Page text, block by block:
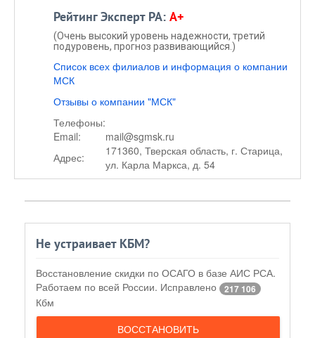
Рейтинг Эксперт РА: A+
(Очень высокий уровень надежности, третий
подуровень, прогноз развивающийся.)
Список всех филиалов и информация о компании
МСК
Отзывы о компании "МСК"
Телефоны:
Email:
mail@sgmsk.ru
Адрес:
171360, Тверская область, г. Старица,
ул. Карла Маркса, д. 54
Не устраивает КБМ?
Восстановление скидки по ОСАГО в базе АИС РСА.
Работаем по всей России. Исправлено
217 106
Кбм
ВОССТАНОВИТЬ